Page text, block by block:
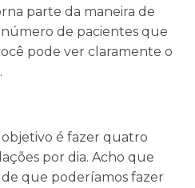
parte da maneira de
número de pacientes que
pode ver claramente o
objetivo é fazer quatro
por dia. Acho que
que poderíamos fazer